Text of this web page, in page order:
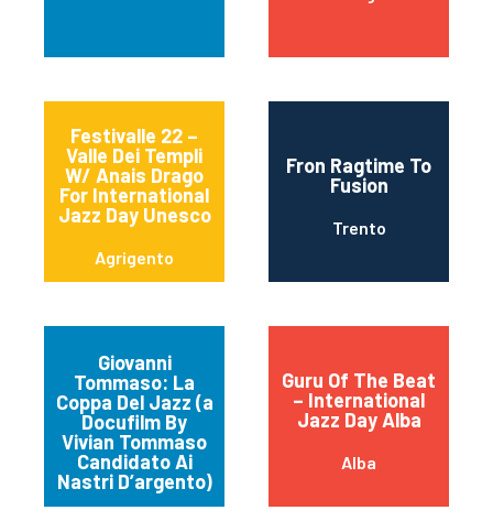
Festivalle 22 –
Valle Dei Templi
W/ Anais Drago
For International
Jazz Day Unesco
Agrigento
Fron Ragtime To
Fusion
Trento
Giovanni
Tommaso: La
Coppa Del Jazz (a
Docufilm By
Vivian Tommaso
Candidato Ai
Nastri D’argento)
Guru Of The Beat
– International
Jazz Day Alba
Alba